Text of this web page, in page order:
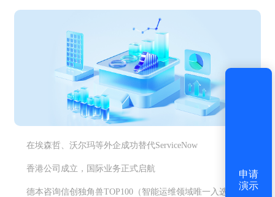
在埃森哲、沃尔玛等外企成功替代ServiceNow
香港公司成立，国际业务正式启航
德本咨询信创独角兽TOP100（智能运维领域唯一入选）
登录
还没有账号？立即注册
申请
演示